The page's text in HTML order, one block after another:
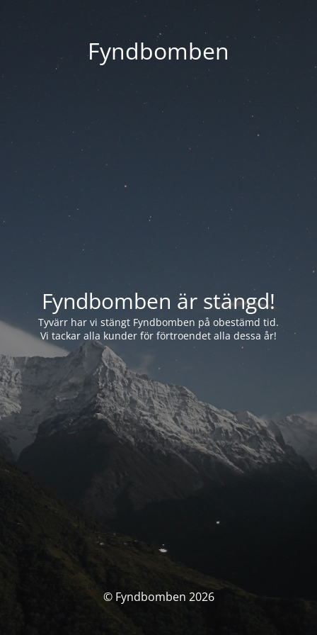
Fyndbomben
Fyndbomben är stängd!
Tyvärr har vi stängt Fyndbomben på obestämd tid.
Vi tackar alla kunder för förtroendet alla dessa år!
© Fyndbomben 2026